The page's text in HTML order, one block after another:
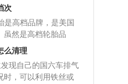
次
是高档品牌，是美国
虽然是高档轮胎品
轮胎都有生产，这
拓市场。
么清理
现自己的国六车排气
时，可以利用铁丝或